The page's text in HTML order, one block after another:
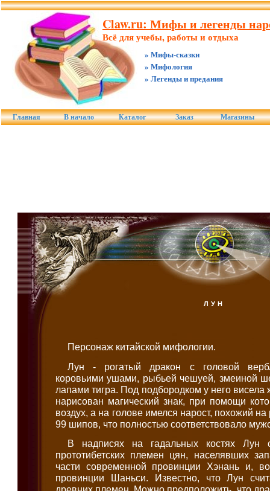
Claw.ru: Мифы и легенды
Всё для учебы, работы и отдыха
» Мифы-сказки
» Мифология
» Легенды и предания
Главная В начало Каталог Заказ Магазины
ЛУН
Персонаж китайской мифологии.
Лун - рогатый дракон с головой
коровьими ушами, рыбьей чешуей, змеиной
лапами тигра. Под подбородком у него
нарисован магический знак, при помощи
воздух, а на голове имелся нарост, похожий
99 шипов, что полностью соответствовало
В надписях на гадальных костях Лун
прототибетских племен цян, населявших
части современной провинции Хэнань и,
провинции Шаньси. Известно, что Лун